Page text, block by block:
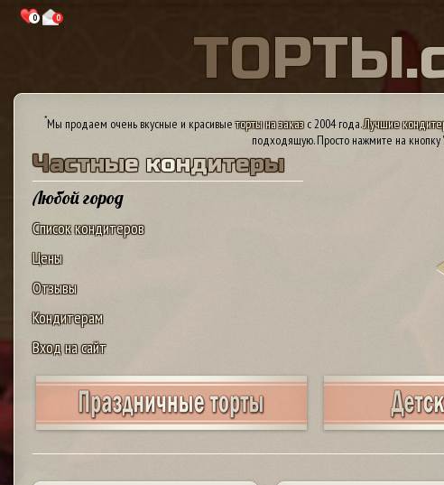
0 0
ТОРТЫ.
*Мы продаем очень вкусные и красивыеторты на заказс 2004 года.Лучшие
подходящую. Просто нажмите на кнопку
Частные кондитеры
Любой город
Список кондитеров
Цены
Отзывы
Кондитерам
Вход на сайт